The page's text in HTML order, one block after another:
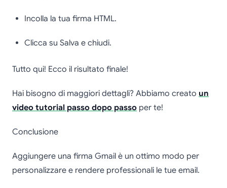
Incolla la tua firma HTML.
Clicca su Salva e chiudi.
Tutto qui! Ecco il risultato finale!
Hai bisogno di maggiori dettagli? Abbiamo creato un
video tutorial passo dopo passo per te!
Conclusione
Aggiungere una firma Gmail è un ottimo modo per
personalizzare e rendere professionali le tue email.